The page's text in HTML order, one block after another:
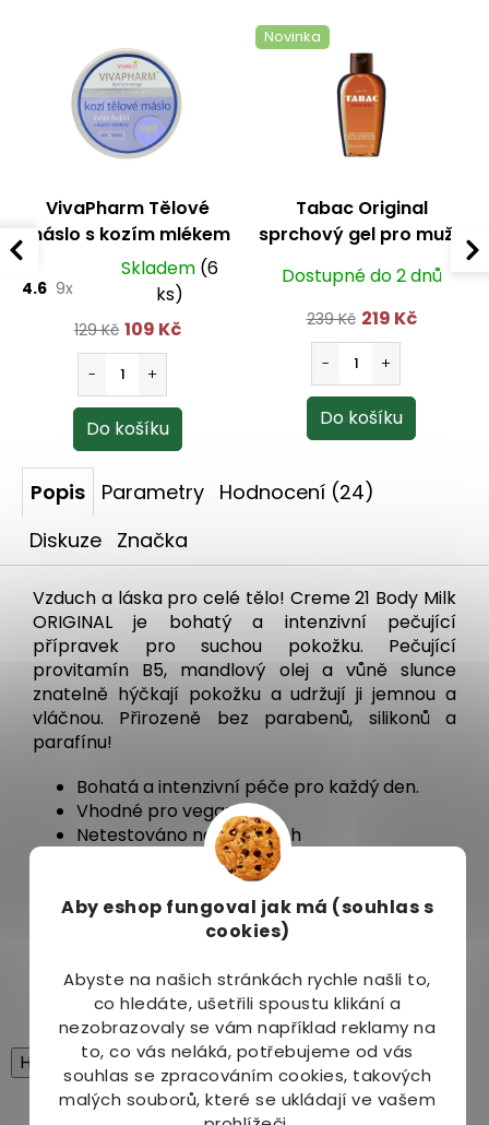
Aby eshop fungoval jak má (souhlas s
cookies)
Abyste na našich stránkách rychle našli to,
co hledáte, ušetřili spoustu klikání a
nezobrazovaly se vám například reklamy na
to, co vás neláká, potřebujeme od vás
souhlas se zpracováním cookies, takových
malých souborů, které se ukládají ve vašem
VivaPharm Tělové
máslo s kozím mlékem
200 ml
4.6 9x
Skladem (6
ks)
129 Kč 109 Kč
Novinka
Tabac Original
sprchový gel pro muže
Dostupné do 2 dnů
239 Kč 219 Kč
Popis Parametry Hodnocení (24)
Diskuze Značka
Vzduch a láska pro celé tělo! Creme 21 Body Milk
ORIGINAL je bohatý a intenzivní pečující
přípravek pro suchou pokožku. Pečující
provitamín B5, mandlový olej a vůně slunce
znatelně hýčkají pokožku a udržují ji jemnou a
vláčnou. Přirozeně bez parabenů, silikonů a
parafínu!
Bohatá a intenzivní péče pro každý den.
Vhodné pro vegany
Netestováno na zvířatech
Vyrobeno v Německu
Dermatologicky potvrzená dobrá
snášenlivost s pokožkou
V naší nabídce naleznete i další produkty řady
Creme21.
High-contrast mode
Mohlo by Vás zajímat